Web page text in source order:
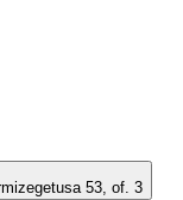
53, of. 3